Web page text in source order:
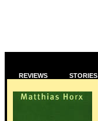
REVIEWS STORIES